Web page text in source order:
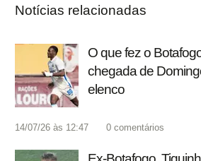
Notícias relacionadas
O que fez o
chegada de
elenco
14/07/26 às 12:47 0 comentários